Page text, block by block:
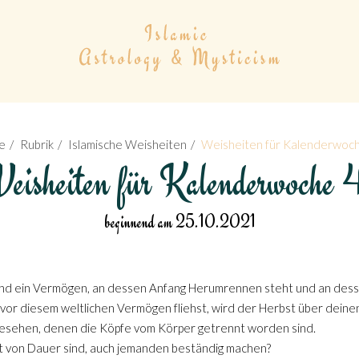
Rubrik Islamische Weisheiten Weisheiten für
für Kalenderwoche
beginnend am 25.10.2021
ein Vermögen, an dessen Anfang Herumrennen steht und an
diesem weltlichen Vermögen fliehst, wird der Herbst über
denen die Köpfe vom Körper getrennt worden sind.
Dauer sind, auch jemanden beständig machen?